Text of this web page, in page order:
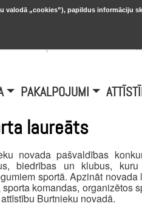
PAKALPOJUMI
laureāts
novada pašvaldības
biedrības un klubus,
sportā. Apzināt
sporta komandas, organizētos
Burtnieku novadā.
valodā „cookies”), papildus informāciju